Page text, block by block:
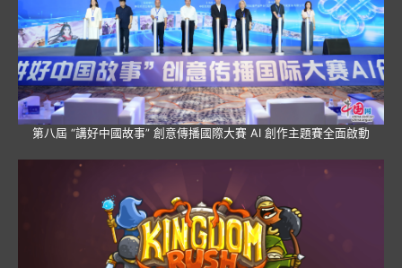
第八屆 “講好中國故事” 創意傳播國際大賽 AI 創作主題賽全面啟動